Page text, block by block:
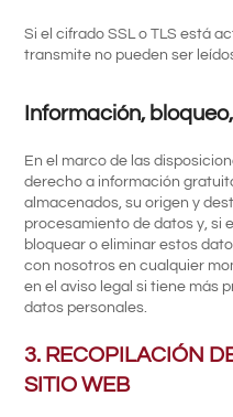
Si el cifrado SSL o TLS está
transmite no pueden ser
Información,
En el marco de las
derecho a información
almacenados, su origen y
procesamiento de datos y, si
bloquear o eliminar estos
con nosotros en cualquier
en el aviso legal si tiene más
datos personales.
3. RECOPILACIÓN
SITIO WEB